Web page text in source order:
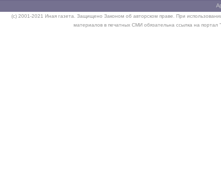
(c) 2001-2021 Иная газета. Защищено Законом об авторском праве. При
материалов в печатных СМИ обязательна ссылка на